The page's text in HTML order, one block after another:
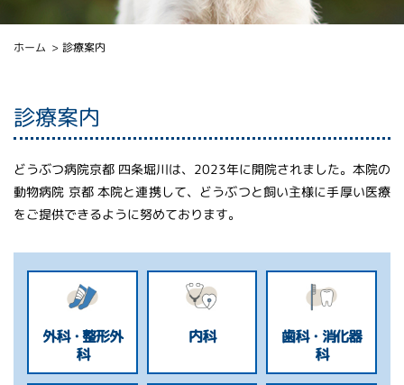
ホーム 診療案内
診療案内
どうぶつ病院京都 四条堀川は、2023年に開院されました。本院の
動物病院 京都 本院と連携して、どうぶつと飼い主様に手厚い医療
をご提供できるように努めております。
外科・整形外
科
内科
歯科・消化器
科